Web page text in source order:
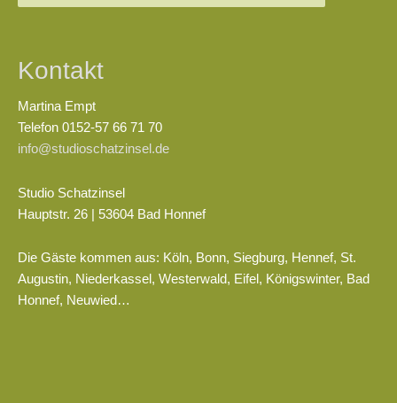
Kontakt
Martina Empt
Telefon 0152-57 66 71 70
info@studioschatzinsel.de
Studio Schatzinsel
Hauptstr. 26 | 53604 Bad Honnef
Die Gäste kommen aus: Köln, Bonn, Siegburg, Hennef, St.
Augustin, Niederkassel, Westerwald, Eifel, Königswinter, Bad
Honnef, Neuwied…